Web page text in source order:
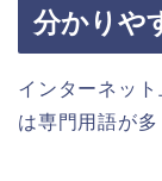
分かりや
インターネッ
は専門用語が多